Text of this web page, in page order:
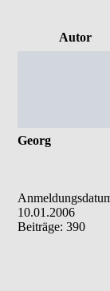
Autor
Georg
10.01.2006
Beiträge: 390